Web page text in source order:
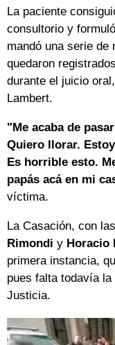
La paciente
consultorio y
mandó una serie de
quedaron
durante el juicio
Lambert.
"Me acaba de
Quiero llorar.
Es horrible esto.
papás acá en mi
víctima.
La Casación, con
Rimondi y Horacio
primera instancia,
pues falta todavía
Justicia.